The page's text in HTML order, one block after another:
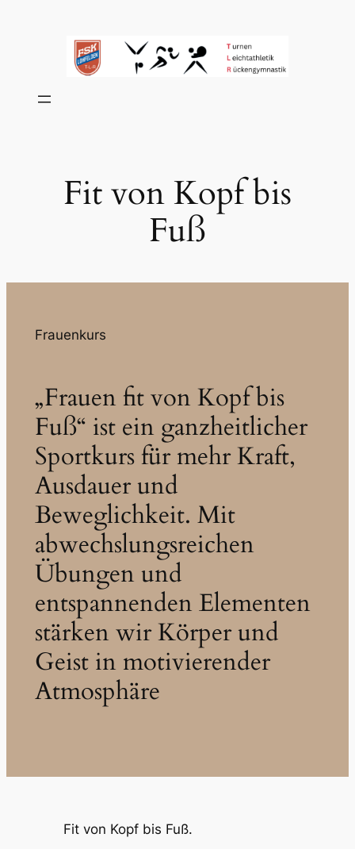
Fit von Kopf bis
Fuß
Frauenkurs
„Frauen fit von Kopf bis
Fuß“ ist ein ganzheitlicher
Sportkurs für mehr Kraft,
Ausdauer und
Beweglichkeit. Mit
abwechslungsreichen
Übungen und
entspannenden Elementen
stärken wir Körper und
Geist in motivierender
Atmosphäre
Fit von Kopf bis Fuß.